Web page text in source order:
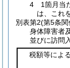
4 1箇月当
は、これ
別表第2(第5条関
身体障害者
並びに訪問
税額等によ